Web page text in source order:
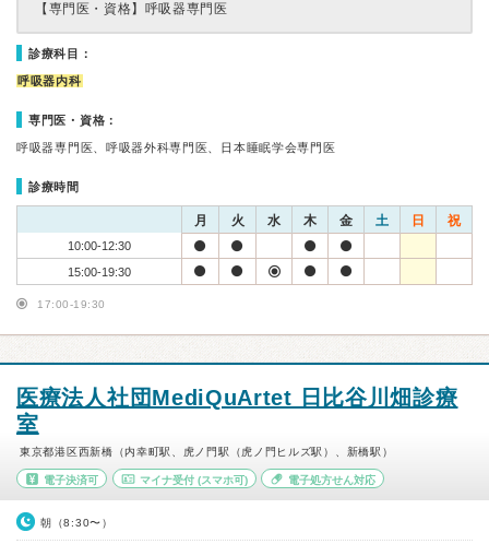
【専門医・資格】 呼吸器専門医
診療科目：
呼吸器内科
専門医・資格：
呼吸器専門医、呼吸器外科専門医、日本睡眠学会専門医
診療時間
月 火 水 木 金 土 日 祝
10:00-12:30
15:00-19:30
17:00-19:30
医療法人社団MediQuArtet 日比谷川畑診療
室
東京都港区西新橋（内幸町駅、虎ノ門駅（虎ノ門ヒルズ駅）、新橋駅）
電子決済可 マイナ受付(スマホ可) 電子処方せん対応
朝（8:30〜）